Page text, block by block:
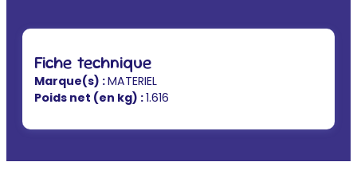
Fiche technique
Marque(s) :MATERIEL
Poids net (en kg) :1.616